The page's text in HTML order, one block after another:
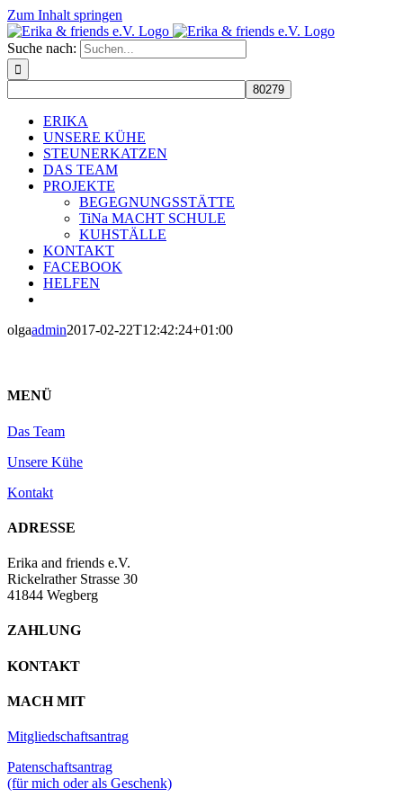
Zum Inhalt springen
Suche nach:
ERIKA
UNSERE KÜHE
STEUNERKATZEN
DAS TEAM
PROJEKTE
BEGEGNUNGSSTÄTTE
TiNa MACHT SCHULE
KUHSTÄLLE
KONTAKT
FACEBOOK
HELFEN
olgaadmin2017-02-22T12:42:24+01:00
MENÜ
Das Team
Unsere Kühe
Kontakt
ADRESSE
Erika and friends e.V.
Rickelrather Strasse 30
41844 Wegberg
ZAHLUNG
KONTAKT
MACH MIT
Mitgliedschaftsantrag
Patenschaftsantrag
(für mich oder als Geschenk)